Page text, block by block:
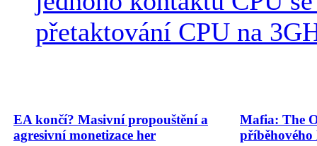
přetaktování CPU na
EA končí? Masivní propouštění a
agresivní monetizace her
Mafia: The